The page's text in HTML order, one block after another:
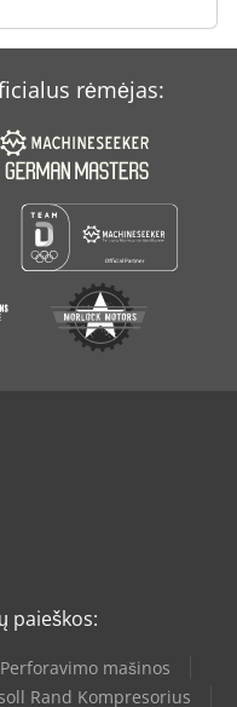
rėmėjas:
paieškos:
Perforavimo mašinos
Rand Kompresorius